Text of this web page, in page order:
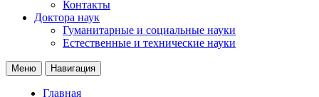
Контакты
Доктора наук
Гуманитарные и социальные науки
Естественные и технические науки
Меню Навигация
Главная